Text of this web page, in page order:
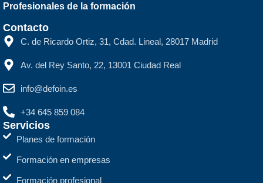
Profesionales de la formación
Contacto
C. de Ricardo Ortiz, 31, Cdad. Lineal, 28017 Madrid
Av. del Rey Santo, 22, 13001 Ciudad Real
info@defoin.es
+34 645 859 084
Servicios
Planes de formación
Formación en empresas
Formación profesional